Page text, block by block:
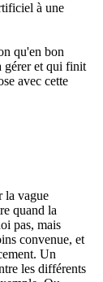
à une
qu'en bon
gérer et qui finit
avec cette
la vague
quand la
pas, mais
convenue, et
Un
les différents